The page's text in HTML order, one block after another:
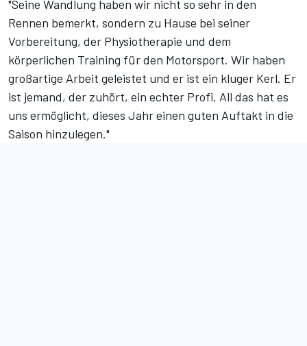
"Seine Wandlung haben wir nicht so sehr in den
Rennen bemerkt, sondern zu Hause bei seiner
Vorbereitung, der Physiotherapie und dem
körperlichen Training für den Motorsport. Wir haben
großartige Arbeit geleistet und er ist ein kluger Kerl. Er
ist jemand, der zuhört, ein echter Profi. All das hat es
uns ermöglicht, dieses Jahr einen guten Auftakt in die
Saison hinzulegen."